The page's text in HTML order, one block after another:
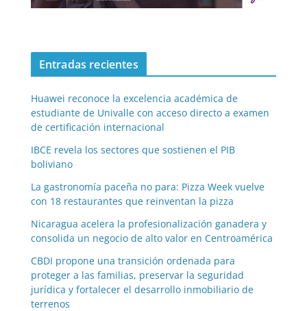
Entradas recientes
Huawei reconoce la excelencia académica de
estudiante de Univalle con acceso directo a examen
de certificación internacional
IBCE revela los sectores que sostienen el PIB
boliviano
La gastronomía paceña no para: Pizza Week vuelve
con 18 restaurantes que reinventan la pizza
Nicaragua acelera la profesionalización ganadera y
consolida un negocio de alto valor en Centroamérica
CBDI propone una transición ordenada para
proteger a las familias, preservar la seguridad
jurídica y fortalecer el desarrollo inmobiliario de
terrenos